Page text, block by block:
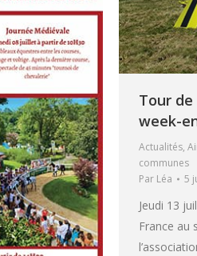
Tour de
week-
Actualités,
communes
Par Léa 5
Jeudi 13
France au